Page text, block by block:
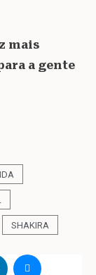
mais
a gente
SHAKIRA